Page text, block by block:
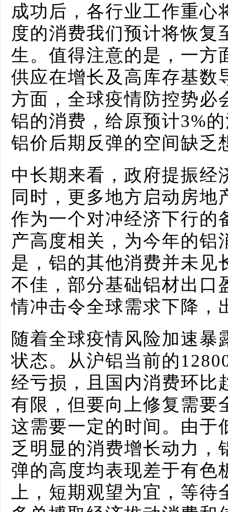
成功后，各行业工作重心
度的消费我们预计将恢复
生。值得注意的是，一方
供应在增长及高库存基数
方面，全球疫情防控势必
铝的消费，给原预计3%
铝价后期反弹的空间缺乏
中长期来看，政府提振经
同时，更多地方启动房地
作为一个对冲经济下行的
产高度相关，为今年的铝
是，铝的其他消费并未见
不佳，部分基础铝材出口
情冲击令全球需求下降，
随着全球疫情风险加速暴
状态。从沪铝当前的
经亏损，且国内消费环比
有限，但要向上修复需要
这需要一定的时间。由于
乏明显的消费增长动力，
弹的高度均表现差于有色
上，短期观望为宜，等待